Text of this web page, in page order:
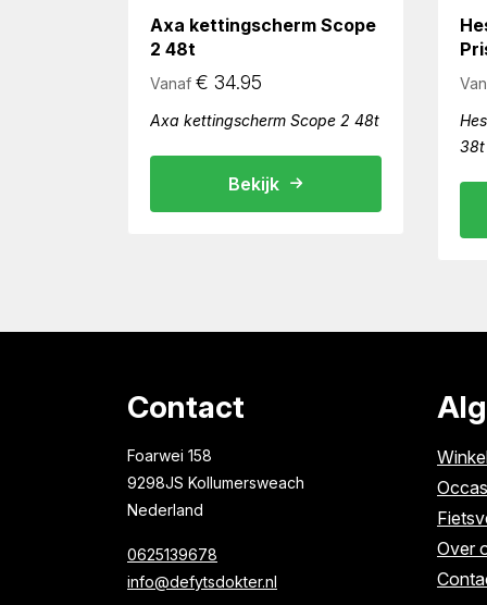
Axa kettingscherm Scope
2 48t
Vanaf € 34.95
Axa kettingscherm Scope 2 48t
Bekijk
38t
Contact
Foarwei 158
9298JS Kollumersweach
Nederland
0625139678
info@defytsdokter.nl
Over